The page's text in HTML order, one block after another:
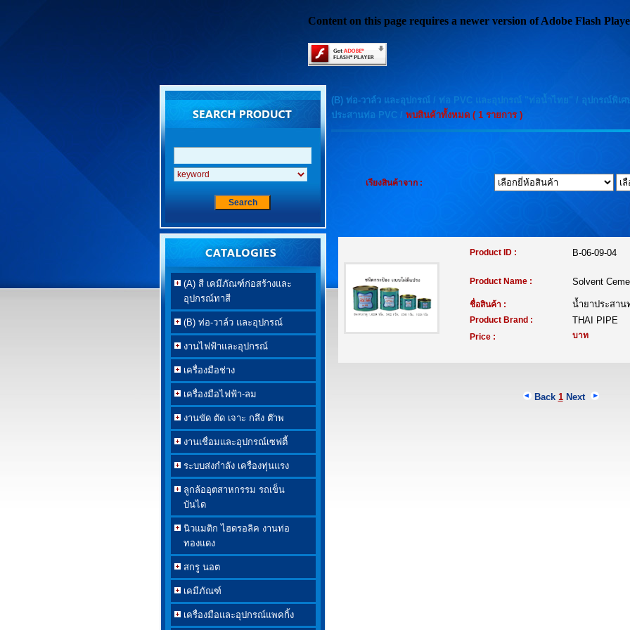
Content on this page requires a newer version of Adobe Flash
(A) สี เคมีภัณฑ์ก่อสร้างและ
อุปกรณ์ทาสี
(B) ท่อ-วาล์ว และอุปกรณ์
งานไฟฟ้าและอุปกรณ์
เครื่องมือช่าง
เครื่องมือไฟฟ้า-ลม
งานขัด ตัด เจาะ กลึง ต๊าพ
งานเชื่อมและอุปกรณ์เซฟตี้
ระบบส่งกำลัง เครื่องทุ่นแรง
ลูกล้ออุตสาหกรรม รถเข็น
บันได
นิวแมติก ไฮดรอลิค งานท่อ
ทองแดง
สกรู นอต
เคมีภัณฑ์
เครื่องมือและอุปกรณ์แพคกิ้ง
(B) ท่อ-วาล์ว และอุปกรณ์/ ท่อ PVC และอุปกรณ์ "ท่อน้ำไทย" / อุปกรณ์พิเศ
ประสานท่อ PVC / พบสินค้าทั้งหมด ( 1 รายการ )
เรียงสินค้าจาก :
Product ID : B-06-09-04
Product Name : Solvent
ชื่อสินค้า : น้ำยาประสา
Product Brand : THAI PIPE
Price :
บาท
Back 1 Next